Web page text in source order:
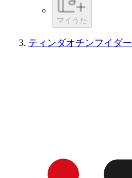
マイうた
ティンダオチンフイダー